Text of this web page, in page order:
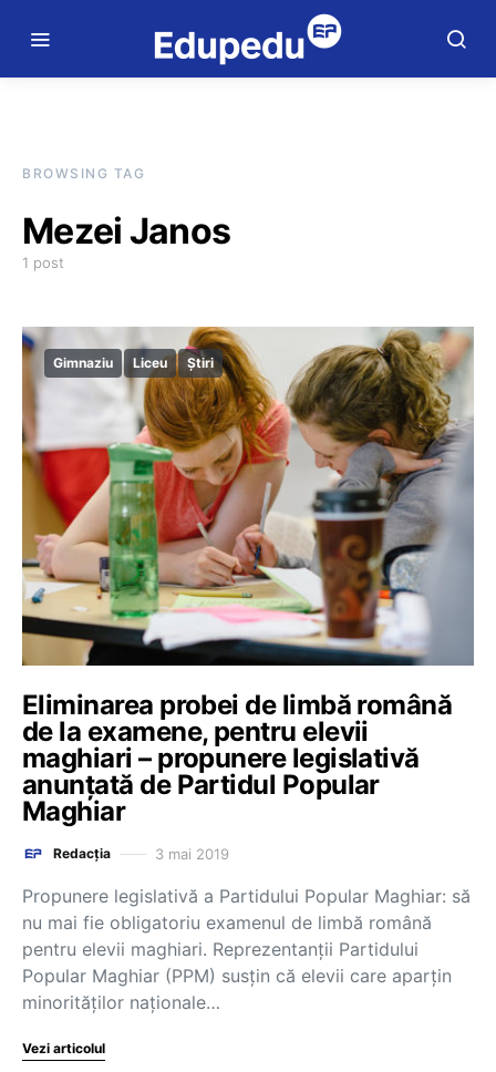
BROWSING TAG
Mezei Janos
1 post
Gimnaziu Liceu Știri
Eliminarea probei de limbă română
de la examene, pentru elevii
maghiari – propunere legislativă
anunțată de Partidul Popular
Maghiar
Redacția 3 mai 2019
Propunere legislativă a Partidului Popular Maghiar: să
nu mai fie obligatoriu examenul de limbă română
pentru elevii maghiari. Reprezentanții Partidului
Popular Maghiar (PPM) susțin că elevii care aparțin
minorităților naționale…
Vezi articolul